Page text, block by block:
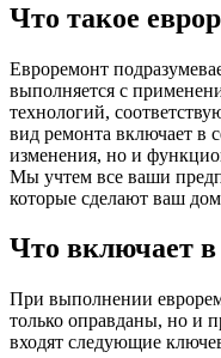
Что такое
Евроремонт
выполняется с
технологий,
вид ремонта включает в
изменения, но и
Мы учтем все ваши
которые сделают ваш
Что включает в
При выполнении
только оправданы, но и
входят следующие